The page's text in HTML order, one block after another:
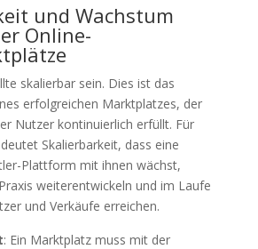
und Wachstum
Online-
skalierbar sein. Dies ist das
erfolgreichen Marktplatzes, der
Nutzer kontinuierlich erfüllt. Für
Skalierbarkeit, dass eine
Plattform mit ihnen wächst,
weiterentwickeln und im Laufe
und Verkäufe erreichen.
: Ein Marktplatz muss mit der